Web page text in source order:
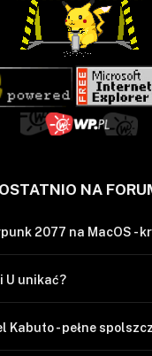
OSTATNIO NA
2077 na MacOS -
U unikać?
Kabuto - pełne